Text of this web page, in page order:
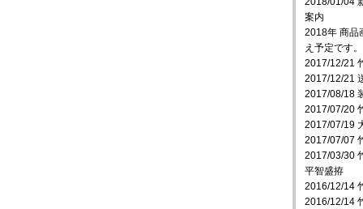
案内
2018年 商品
え予定です
2017/12/21
2017/12/21
2017/08/18
2017/07/20
2017/07/19
2017/07/07
2017/03/30
平智盛拵
2016/12/14
2016/12/14